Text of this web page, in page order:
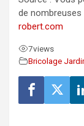
de
robert.com
7views
Bricolage